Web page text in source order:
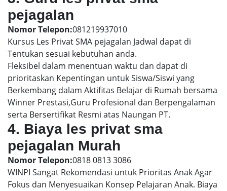
pejagalan
Nomor Telepon:081219937010
Kursus Les Privat SMA pejagalan Jadwal dapat di
Tentukan sesuai kebutuhan anda.
Fleksibel dalam menentuan waktu dan dapat di
prioritaskan Kepentingan untuk Siswa/Siswi yang
Berkembang dalam Aktifitas Belajar di Rumah bersama
Winner Prestasi,Guru Profesional dan Berpengalaman
serta Bersertifikat Resmi atas Naungan PT.
4. Biaya les privat sma
pejagalan Murah
Nomor Telepon:0818 0813 3086
WINPI Sangat Rekomendasi untuk Prioritas Anak Agar
Fokus dan Menyesuaikan Konsep Pelajaran Anak. Biaya